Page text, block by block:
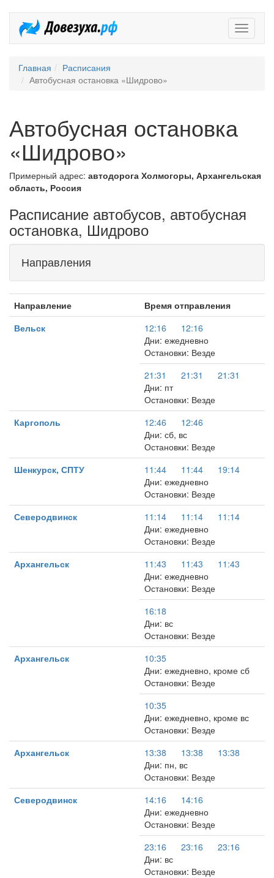
Главная
Расписания
Автобусная остановка «Шидрово»
Автобусная остановка
«Шидрово»
Примерный адрес: автодорога Холмогоры, Архангельская
область, Россия
Расписание автобусов, автобусная
остановка, Шидрово
Направления
Направление
Время отправления
Вельск
12:16
12:16
Дни: ежедневно
Остановки: Везде
21:31
21:31
21:31
Дни: пт
Остановки: Везде
Каргополь
12:46
12:46
Дни: сб, вс
Остановки: Везде
Шенкурск, СПТУ
11:44 11:44
19:14
Дни: ежедневно
Остановки: Везде
Северодвинск
11:14 11:14
11:14
Дни: ежедневно
Остановки: Везде
Архангельск
11:43 11:43
11:43
Дни: ежедневно
Остановки: Везде
16:18
Дни: вс
Остановки: Везде
Архангельск
10:35
Дни: ежедневно, кроме сб
Остановки: Везде
10:35
Дни: ежедневно, кроме вс
Остановки: Везде
Архангельск
13:38 13:38
13:38
Дни: пн, вс
Остановки: Везде
Северодвинск
14:16
14:16
Дни: ежедневно
Остановки: Везде
23:16
23:16
23:16
Дни: вс
Остановки: Везде